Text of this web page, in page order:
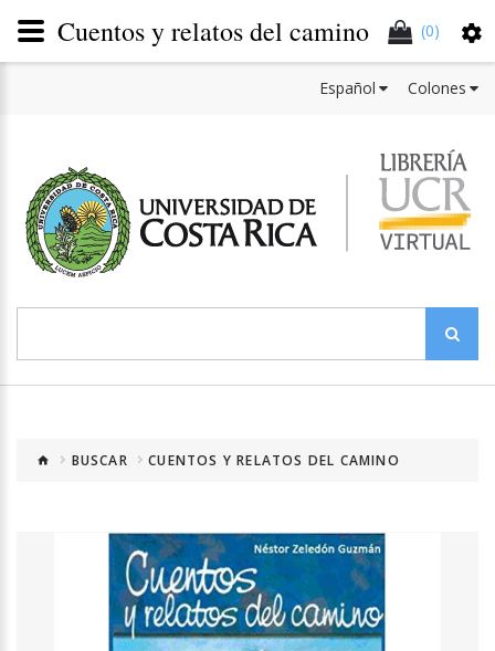
(0)
Colones
Español
BUSCAR CUENTOS Y RELATOS DEL CAMINO
Cuentos y relatos del camino